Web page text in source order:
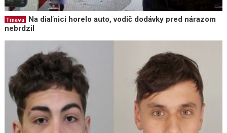
Trnava
Na diaľnici horelo auto, vodič dodávky pred nárazom
nebrdzil